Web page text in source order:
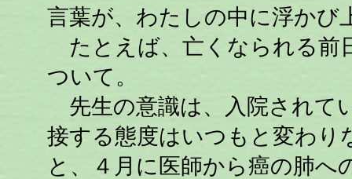
言葉が、わたしの中に浮かび
たとえば、亡くなられる前
ついて。
先生の意識は、入院されて
接する態度はいつもと変わり
と、４月に医師から癌の肺へ